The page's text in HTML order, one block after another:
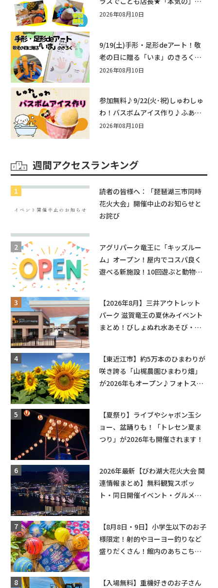
店屋さんごっこ8/22(土)開催！&ワ
2026年08月10日
9/19(土)手形・足形deアート！敬
老の日に贈る「いま」のきろく♪
他にもふあふあ遊具などお楽しみ
2026年08月10日
参加無料♪9/22(火･祝)しゅわしゅ
わ！バスボムアイス作り♪ふあふ
あ遊具もあるよ！in近江八幡
2026年08月10日
週間アクセスランキング
読者の皆様へ：「琵琶湖三市同時
花火大会」開催中止のお知らせと
お詫び
アグリパーク竜王に「キッズルー
ム」オープン！屋内でコスパ良く
遊べる新施設！10回遊ぶと動物触
【2026年8月】三井アウトレット
パーク 滋賀竜王の夏休みイベント
まとめ！びしょぬれ水あそび・激
【東近江市】約5万本のひまわりが
咲き誇る「山梶農園ひまわり畑」
が2026年もオープン♪フォトスポ
【夏祭り】ライブやシャボン玉シ
ョー、盆踊りも！「トレセン夏ま
つり」が2026年も開催されます！
2026年最新【びわ湖大花火大会 関
連情報まとめ】無料観覧スポッ
ト・同日開催イベント・グルメマ
【8月8日・9日】小学生以下のお子
様限定！射的やヨーヨー釣りなど
盛りだくさん！館内のあちこちに
【入場無料】重機好きのお子さん